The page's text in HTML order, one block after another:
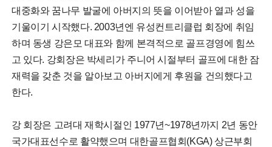
대중화와 꿈나무 발굴에 아버지의 뜻을 이어받아 열과 성을
기울이기 시작했다. 2003년엔 유성컨트리클럽 회장에 취임
하며 동생 강은모 대표와 함께 본격적으로 골프경영에 힘쓰
고 있다. 강회장은 박세리가 주니어 시절부터 골프에 대한 잠
재력을 갖춘 것을 알아보고 아버지에게 후원을 건의했다고
한다.
강 회장은 고려대 재학시절인 1977년~1978년까지 2년 동안
국가대표선수로 활약했으며 대한골프협회(KGA) 상근부회